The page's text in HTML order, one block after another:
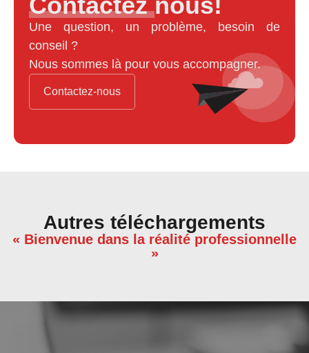
Une question, un problème, besoin de
conseil ?
Nous sommes là pour vous accompagner.
Contactez-nous
Autres téléchargements
« Bienvenue dans la réalité professionnelle
»